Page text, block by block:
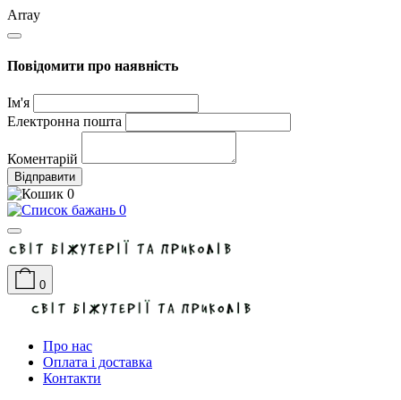
Array
Повідомити про наявність
Ім'я
Електронна пошта
Коментарій
Відправити
0
0
0
Про нас
Оплата і доставка
Контакти